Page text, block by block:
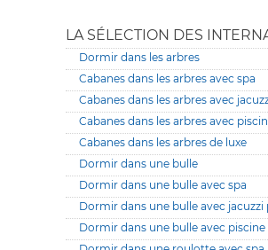
LA SÉLECTION DES
Dormir dans les arbres
Cabanes dans les arbres avec spa
Cabanes dans les arbres avec
Cabanes dans les arbres avec
Cabanes dans les arbres de luxe
Dormir dans une bulle
Dormir dans une bulle avec spa
Dormir dans une bulle avec jacuzzi
Dormir dans une bulle avec piscine